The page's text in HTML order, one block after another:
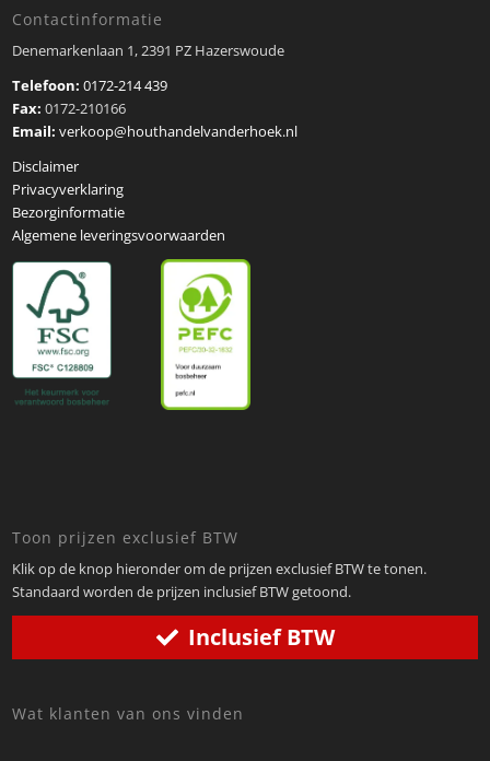
Contactinformatie
Denemarkenlaan 1, 2391 PZ Hazerswoude
Telefoon:0172-214 439
Fax:0172-210166
Email: verkoop@houthandelvanderhoek.nl
Disclaimer
Privacyverklaring
Bezorginformatie
Algemene leveringsvoorwaarden
Toon prijzen exclusief BTW
Klik op de knop hieronder om de prijzen exclusief BTW te tonen.
Standaard worden de prijzen inclusief BTW getoond.
Inclusief BTW
Wat klanten van ons vinden